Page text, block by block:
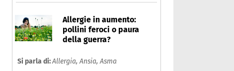
Allergie in aumento:
pollini feroci o paura
della guerra?
Si parla di:Allergia,Ansia,Asma